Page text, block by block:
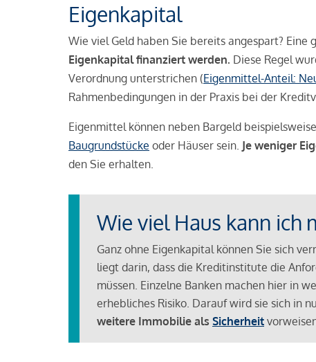
Eigenkapital
Wie viel Geld haben Sie bereits angespart?
Eigenkapital finanziert werden. Diese Regel
Verordnung unterstrichen (Eigenmittel-Anteil:
Rahmenbedingungen in der Praxis bei der
Eigenmittel können neben Bargeld
Baugrundstücke oder Häuser sein. Je weniger
den Sie erhalten.
Wie viel Haus kann ich
Ganz ohne Eigenkapital können Sie sich
liegt darin, dass die Kreditinstitute die
müssen. Einzelne Banken machen hier in
erhebliches Risiko. Darauf wird sie sich in
weitere Immobilie als Sicherheit